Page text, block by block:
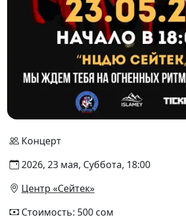
Концерт
2026, 23 мая, Суббота, 18:00
Центр «Сейтек»
Стоимость: 500 сом